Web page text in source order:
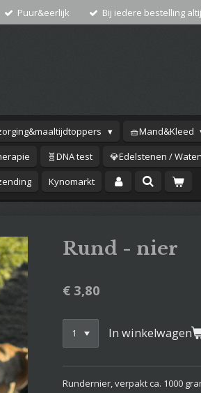
Puur&eerlijk Bij iedere bestelling
🧺Mand&Kleed
🧬DNA test
💎Edelstenen /
Kynomarkt
Rund - nier
€ 3,80
In winkelwagen
Rundernier, verpakt ca. 1000